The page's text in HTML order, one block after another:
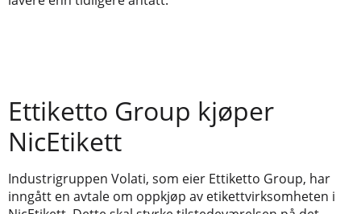
Ettiketto Group kjøper
NicEtikett
Industrigruppen Volati, som eier Ettiketto Group, har
inngått en avtale om oppkjøp av etikettvirksomheten i